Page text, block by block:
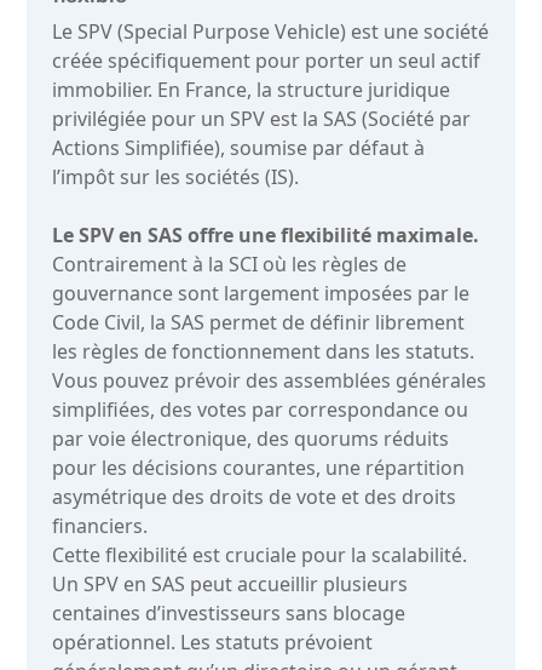
Le SPV (Special Purpose Vehicle) est une société
créée spécifiquement pour porter un seul actif
immobilier. En France, la structure juridique
privilégiée pour un SPV est la SAS (Société par
Actions Simplifiée), soumise par défaut à
l’impôt sur les sociétés (IS).
Le SPV en SAS offre une flexibilité maximale.
Contrairement à la SCI où les règles de
gouvernance sont largement imposées par le
Code Civil, la SAS permet de définir librement
les règles de fonctionnement dans les statuts.
Vous pouvez prévoir des assemblées générales
simplifiées, des votes par correspondance ou
par voie électronique, des quorums réduits
pour les décisions courantes, une répartition
asymétrique des droits de vote et des droits
financiers.
Cette flexibilité est cruciale pour la scalabilité.
Un SPV en SAS peut accueillir plusieurs
centaines d’investisseurs sans blocage
opérationnel. Les statuts prévoient